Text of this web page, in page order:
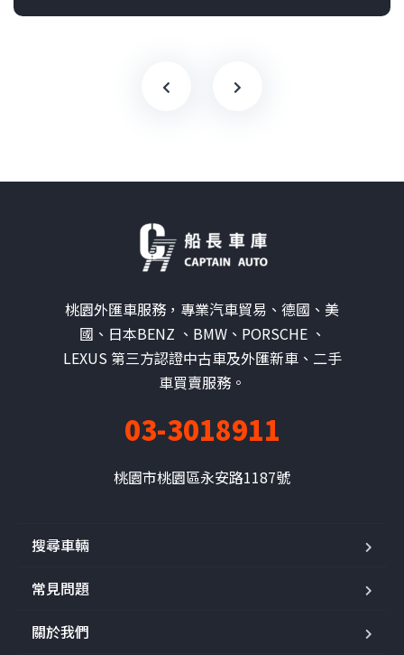
桃園外匯車服務，專業汽車貿易、德國、美
國、日本BENZ 、BMW、PORSCHE 、
LEXUS 第三方認證中古車及外匯新車、二手
車買賣服務。
03-3018911
桃園市桃園區永安路1187號
搜尋車輛
常見問題
關於我們